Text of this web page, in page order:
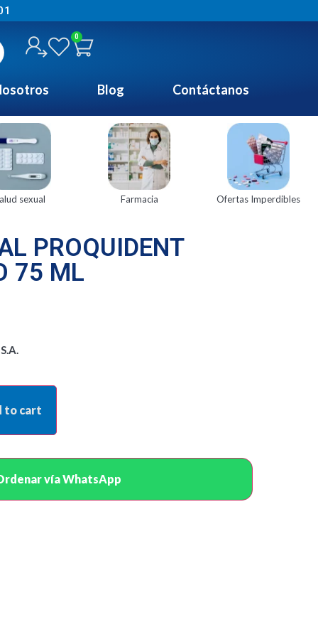
0
Blog Contáctanos
sexual Farmacia Ofertas Imperdibles
PROQUIDENT
75 ML
to cart
vía WhatsApp